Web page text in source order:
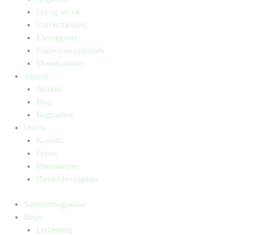
Lix og let-tal
Universlæsning
Elevopgaver
Undervisningsforløb
Messekalender
Aktuelt
Artikler
Blog
Bogtrailere
Om os
Kontakt
Presse
Manuskripter
Handelsbetingelser
Sommerbogpakker
Bøger
Letlæsning